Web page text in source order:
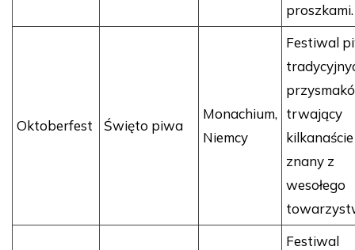
proszkami.
Oktoberfest Święto piwa
Monachium,
Niemcy
Festiwal
trwający
znany z
wesołego
Festiwal